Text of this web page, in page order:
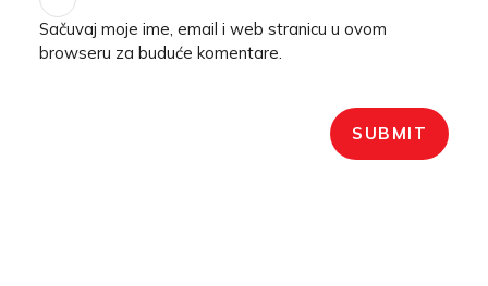
Sačuvaj moje ime, email i web stranicu u ovom
browseru za buduće komentare.